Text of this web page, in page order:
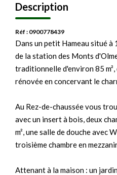
Description
Réf : 0900778439
Dans un petit Hameau situé à
de la station des Monts
traditionnelle d'environ 85
rénovée en concervant le
Au Rez-de-chaussée vous
avec un insert à bois, deux
m², une salle de douche avec
troisième chambre en
Attenant à la maison : un